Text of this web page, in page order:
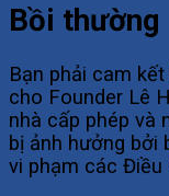
Bồi thường
Bạn phải cam
cho Founder Lê
nhà cấp phép và
bị ảnh hưởng bởi
vi phạm các Điều